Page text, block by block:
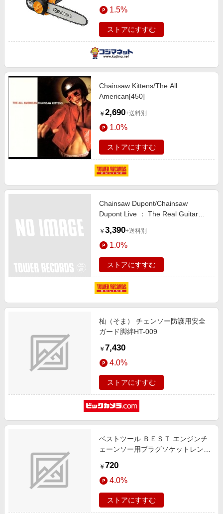
1.5%
ストアにすすむ
Chainsaw Kittens/The All
American[450]
￥ 2,690+送料別
1.0%
ストアにすすむ
Chainsaw Dupont/Chainsaw
Dupont Live ： The Real Guitar
￥ 3,390+送料別
1.0%
ストアにすすむ
杣（そま） チェンソー防護用安全
ガード脚絆HT-009
￥ 7,430
4.0%
ストアにすすむ
ベストツール ＢＥＳＴ エンジンチ
ェーンソー用プラグソケットレンチ
￥ 720
4.0%
ストアにすすむ